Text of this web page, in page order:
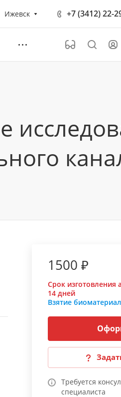
Ижевск +7 (3412) 22-
1500 ₽
Срок изготовления
14 дней
Взятие
Требуется
специалиста